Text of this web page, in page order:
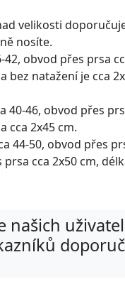
velikosti
nosíte.
obvod přes prsa
bez natažení je cca
40-46, obvod přes
cca 2x45 cm.
44-50, obvod přes
cca 2x50 cm,
našich